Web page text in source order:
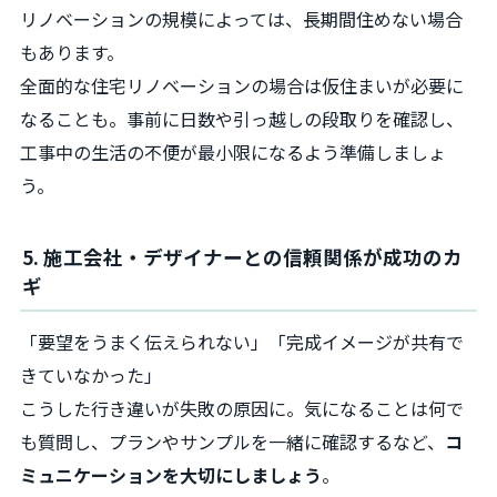
リノベーションの規模によっては、長期間住めない場合
もあります。
全面的な住宅リノベーションの場合は仮住まいが必要に
なることも。事前に日数や引っ越しの段取りを確認し、
工事中の生活の不便が最小限になるよう準備しましょ
う。
5. 施工会社・デザイナーとの信頼関係が成功のカ
ギ
「要望をうまく伝えられない」「完成イメージが共有で
きていなかった」
こうした行き違いが失敗の原因に。気になることは何で
も質問し、プランやサンプルを一緒に確認するなど、 コ
ミュニケーションを大切にしましょう。